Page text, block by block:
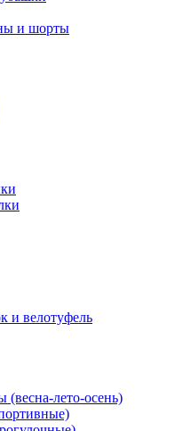
и шорты
и велотуфель
лето-осень)